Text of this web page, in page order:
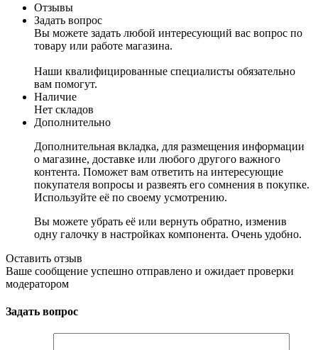
Отзывы
Задать вопрос
Вы можете задать любой интересующий вас вопрос по
товару или работе магазина.
Наши квалифицированные специалисты обязательно
вам помогут.
Наличие
Нет складов
Дополнительно
Дополнительная вкладка, для размещения информации
о магазине, доставке или любого другого важного
контента. Поможет вам ответить на интересующие
покупателя вопросы и развеять его сомнения в покупке.
Используйте её по своему усмотрению.
Вы можете убрать её или вернуть обратно, изменив
одну галочку в настройках компонента. Очень удобно.
Оставить отзыв
Ваше сообщение успешно отправлено и ожидает проверки
модератором
Задать вопрос